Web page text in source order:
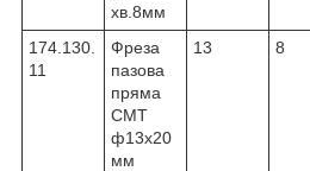
хв.8мм
174.130.
11
Фреза
пазова
пряма
CMT
ф13х20
мм
13 8